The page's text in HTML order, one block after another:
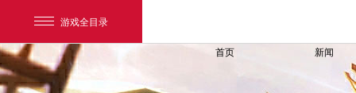
游戏全目录
首页 新闻